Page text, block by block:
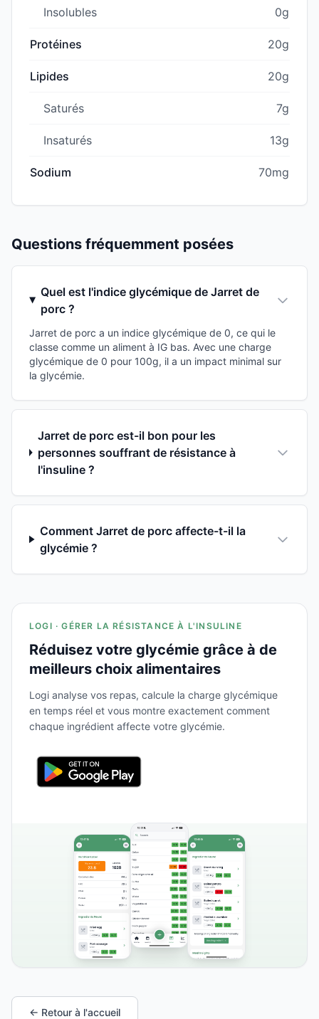
Insolubles 0g
Protéines 20g
Lipides 20g
Saturés 7g
Insaturés 13g
Sodium 70mg
Questions fréquemment posées
Quel est l'indice glycémique de Jarret de
porc ?
Jarret de porc a un indice glycémique de 0, ce qui le
classe comme un aliment à IG bas. Avec une charge
glycémique de 0 pour 100g, il a un impact minimal sur
la glycémie.
Jarret de porc est-il bon pour les
personnes souffrant de résistance à
l'insuline ?
Comment Jarret de porc affecte-t-il la
glycémie ?
LOGI · GÉRER LA RÉSISTANCE À L'INSULINE
Réduisez votre glycémie grâce à de
meilleurs choix alimentaires
Logi analyse vos repas, calcule la charge glycémique
en temps réel et vous montre exactement comment
chaque ingrédient affecte votre glycémie.
← Retour à l'accueil